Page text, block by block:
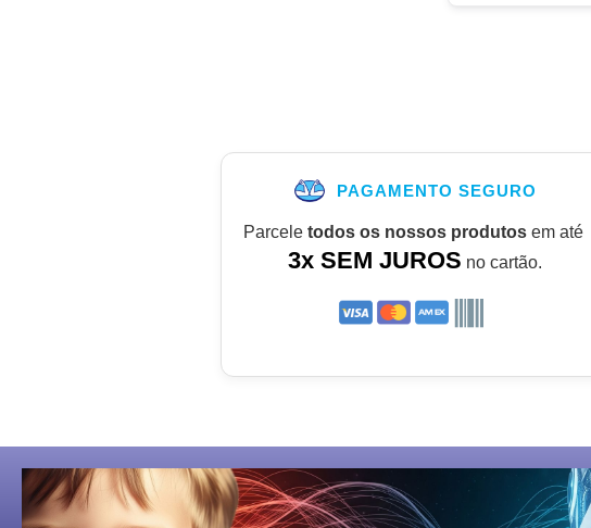
PAGAMENTO SEGURO
Parcele todos os nossos produtosem até
3x SEM JUROS no cartão.